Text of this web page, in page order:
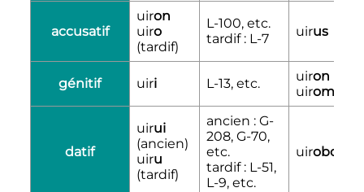
accusatif
uiron
uiro
(tardif)
L-100, etc.
tardif : L-7 uirus
génitif uiri L-13, etc. uiron
uirom
datif
uirui
(ancien)
uiru
(tardif)
ancien : G-
208, G-70,
etc.
tardif : L-51,
L-9, etc.
uirobo